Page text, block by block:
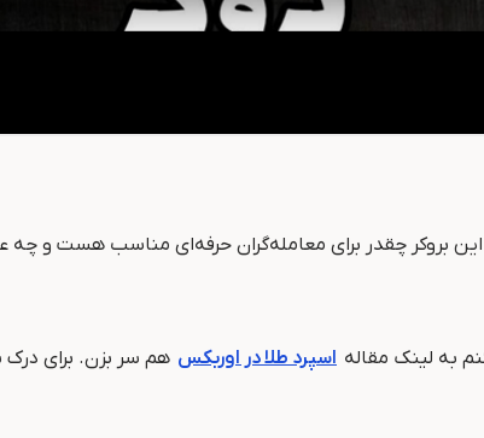
این بروکر چقدر برای معامله‌گران حرفه‌ای مناسب هست و چه
به لینک مقاله اسپرد طلا در اوربکس هم سر بزن. برای درک